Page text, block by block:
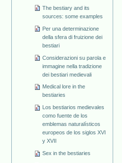
The bestiary and its
sources: some examples
Per una determinazione
della sfera di fruizione dei
bestiari
Considerazioni su parola e
immagine nella tradizione
dei bestiari medievali
Medical lore in the
bestiaries
Los bestiarios medievales
como fuente de los
emblemas naturalísticos
europeos de los siglos XVI
y XVII
Sex in the bestiaries